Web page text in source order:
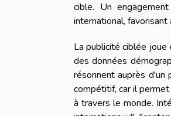
cible. Un
international, favorisant
La publicité ciblée
des données
résonnent auprès
compétitif, car il
à travers le monde.